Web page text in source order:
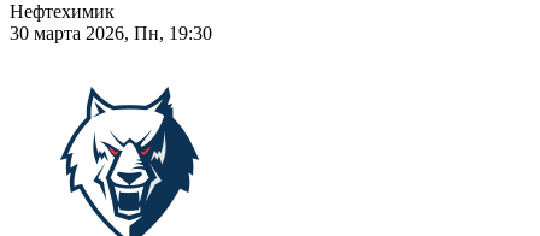
Нефтехимик
30 марта 2026, Пн, 19:30